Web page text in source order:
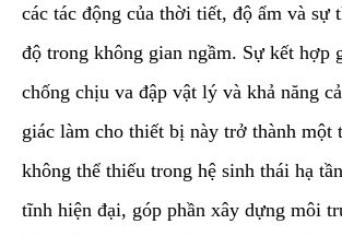
các tác động của thời tiết, độ ẩm và sự
độ trong không gian ngầm. Sự kết hợp
chống chịu va đập vật lý và khả năng
giác làm cho thiết bị này trở thành một
không thể thiếu trong hệ sinh thái hạ
tĩnh hiện đại, góp phần xây dựng môi